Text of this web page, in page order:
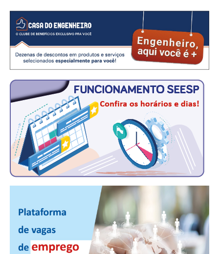
CONTEÚDO ESPECIAL
JORNAL DO ENGENHEIRO
SEESP NOTÍCIAS
NOTÍCIAS NO WHATSAPP
FOTOS
PUBLICAÇÕES
PUBLICIDADE
MANUAL DE REDAÇÃO
CONTATO
CADASTRO